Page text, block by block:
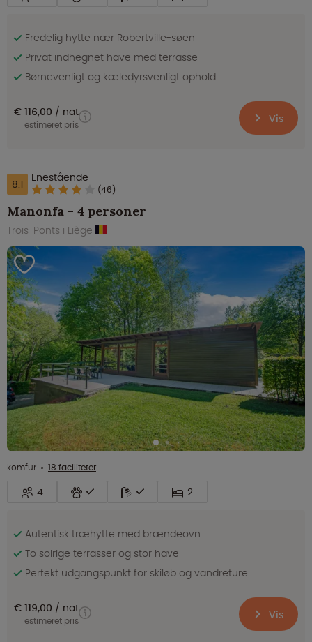
Fredelig hytte nær Robertville-søen
Privat indhegnet have med terrasse
Børnevenligt og kæledyrsvenligt ophold
€ 116,00 nat
estimeret pris Vis
8.1 Enestående
(46)
Manonfa - 4 personer
Trois-Ponts i Liège
komfur 18 faciliteter
4 2
Autentisk træhytte med brændeovn
To solrige terrasser og stor have
Perfekt udgangspunkt for skiløb og vandreture
€ 119,00 nat
estimeret pris Vis